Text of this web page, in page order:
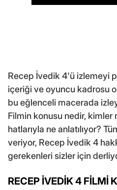
Recep İvedik 4'ü izlemeyi
içeriği ve oyuncu kadrosu
bu eğlenceli macerada
Filmin konusu nedir, kimler
hatlarıyla ne anlatılıyor?
veriyor, Recep İvedik 4
gerekenleri sizler için
RECEP İVEDİK 4 FİLMİ